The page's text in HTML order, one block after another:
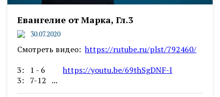
Евангелие от Марка, Гл.3
30.07.2020
Смотреть видео: https://rutube.ru/plst/792460/
3: 1 - 6https://youtu.be/69thSgDNF-I
3: 7-12 ...